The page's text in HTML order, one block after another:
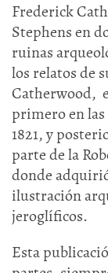
Frederick
Stephens en
ruinas
los relatos de
Catherwood,
primero en las
1821, y
parte de la
donde
ilustración
jeroglíficos.
Esta